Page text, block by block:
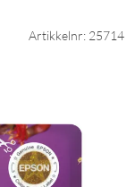
Artikkelnr: 25714